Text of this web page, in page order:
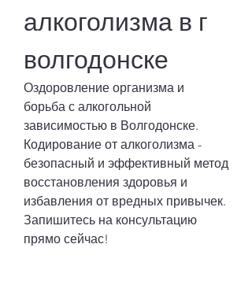
алкоголизма в г
волгодонске
Оздоровление организма и
борьба с алкогольной
зависимостью в Волгодонске.
Кодирование от алкоголизма -
безопасный и эффективный метод
восстановления здоровья и
избавления от вредных привычек.
Запишитесь на консультацию
прямо сейчас!